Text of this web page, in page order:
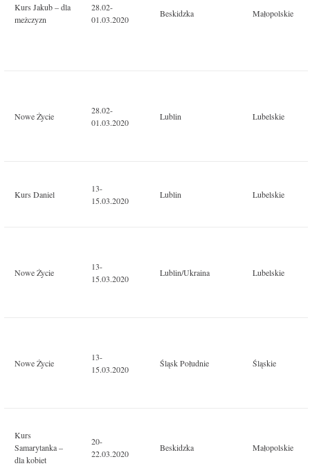
Kurs Jakub – dla
meżczyzn
28.02-
01.03.2020
Beskidzka Małopolskie
Nowe Życie
28.02-
01.03.2020
Lublin Lubelskie
Kurs Daniel
13-
15.03.2020
Lublin Lubelskie
Nowe Życie
13-
15.03.2020
Lublin/Ukraina Lubelskie
Nowe Życie
13-
15.03.2020
Śląsk Południe Śląskie
Kurs
Samarytanka –
dla kobiet
20-
22.03.2020
Beskidzka Małopolskie